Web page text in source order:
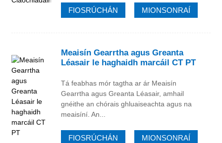
FIOSRÚCHÁN MIONSONRAÍ
Meaisín Gearrtha agus Greanta
Léasair le haghaidh marcáil CT PT
Tá feabhas mór tagtha ar ár Meaisín
Gearrtha agus Greanta Léasair, amhail
gnéithe an chórais ghluaiseachta agus na
meaisíní. An...
FIOSRÚCHÁN MIONSONRAÍ